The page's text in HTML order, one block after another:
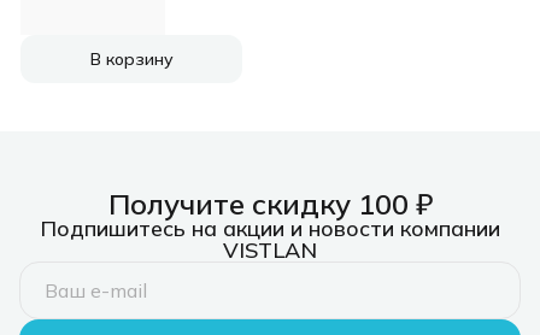
В корзину
Получите скидку 100 ₽
Подпишитесь на акции и новости компании
VISTLAN